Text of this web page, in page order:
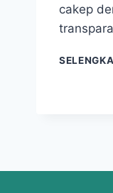
cakep